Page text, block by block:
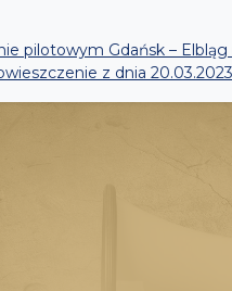
pilotowym Gdańsk –
z dnia